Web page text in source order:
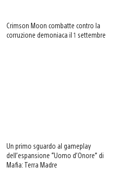
Crimson Moon combatte contro la
corruzione demoniaca il 1 settembre
Un primo sguardo al gameplay
dell’espansione “Uomo d’Onore” di
Mafia: Terra Madre